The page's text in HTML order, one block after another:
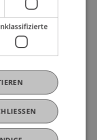
von
Informations- und
eine
(EU)
Weitere